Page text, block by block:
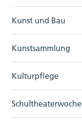
Kunst und Bau
Kunstsammlung
Kulturpflege
Schultheaterwoche